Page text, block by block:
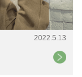
2022.5.13